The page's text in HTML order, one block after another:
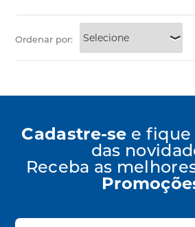
Ordenar por:
Cadastre-se e
das
Receba as